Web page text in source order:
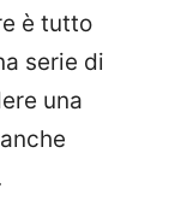
è tutto
serie di
una